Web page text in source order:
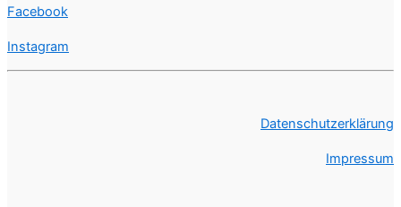
Facebook
Instagram
Datenschutzerklärung
Impressum